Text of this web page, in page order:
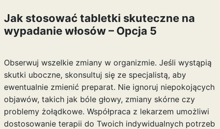
Jak stosować tabletki skuteczne na
wypadanie włosów – Opcja 5
Obserwuj wszelkie zmiany w organizmie. Jeśli wystąpią
skutki uboczne, skonsultuj się ze specjalistą, aby
ewentualnie zmienić preparat. Nie ignoruj niepokojących
objawów, takich jak bóle głowy, zmiany skórne czy
problemy żołądkowe. Współpraca z lekarzem umożliwi
dostosowanie terapii do Twoich indywidualnych potrzeb